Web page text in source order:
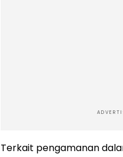
Terkait pengamanan